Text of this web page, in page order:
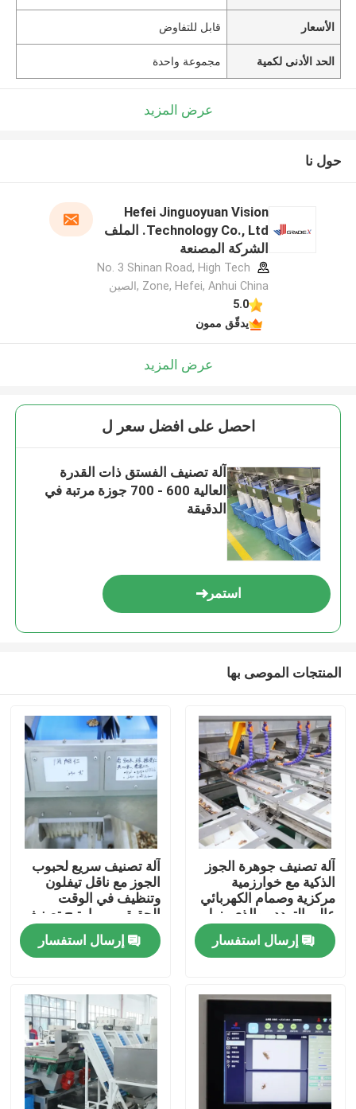
مسكن
منتجات
أشرطة فيديو
الأسعار قابل للتفاوض
الحد الأدنى لكمية مجموعة واحدة
عرض المزيد
حول نا
Hefei Jinguoyuan Vision
Technology Co., Ltd. الملف
الشركة المصنعة
No. 3 Shinan Road, High Tech
Zone, Hefei, Anhui China ,الصين
5.0
يدقّق ممون
عرض المزيد
احصل على افضل سعر ل
آلة تصنيف الفستق ذات القدرة
العالية 600 - 700 جوزة مرتبة في
الدقيقة
استمر
المنتجات الموصى بها
آلة تصنيف جوهرة الجوز
الذكية مع خوارزمية
مركزية وصمام الكهربائي
عالي التردد ، والذي يزيل
الملوثات ويحقق أقصى
قدر من الغلة عند 280 ٪
360 كجم / ساعة
إرسال استفسار
آلة تصنيف سريع لحبوب
الجوز مع ناقل تيفلون
وتنظيف في الوقت
الحقيقي، مما يتيح تصنيف
آمن للأغذية مع سجلات
تصنيف قابلة للتتبع في
280 360 كجم / ساعة
إرسال استفسار